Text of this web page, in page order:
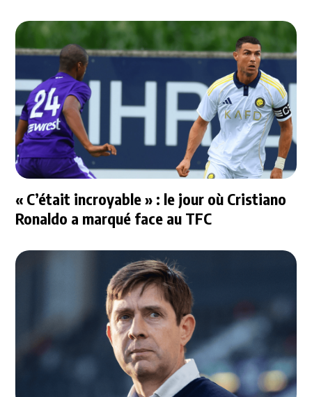
« C’était incroyable » : le jour où Cristiano
Ronaldo a marqué face au TFC